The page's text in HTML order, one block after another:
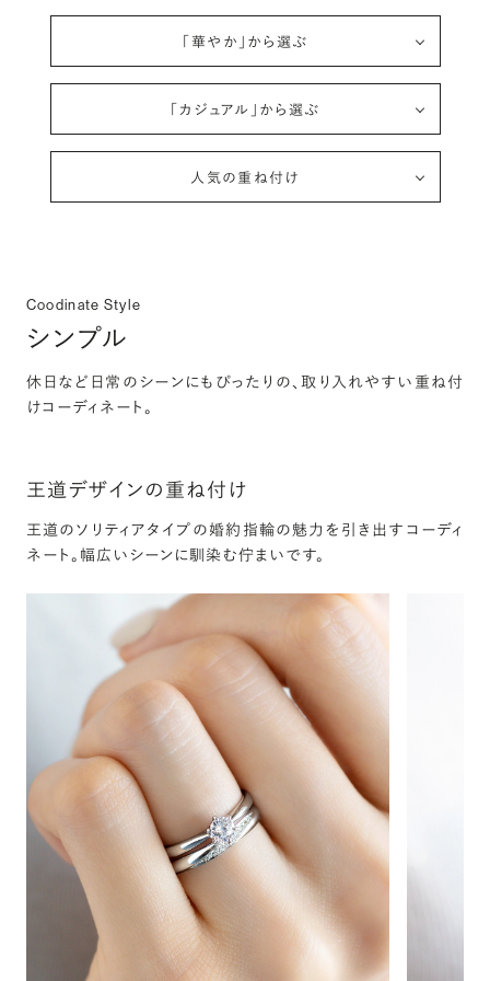
「華やか」から選ぶ
「カジュアル」から選ぶ
人気の重ね付け
Coodinate Style
シンプル
休日など日常のシーンにもぴったりの、取り入れやすい重ね付
けコーディネート。
王道デザインの重ね付け
王道のソリティアタイプの婚約指輪の魅力を引き出すコーディ
ネート。幅広いシーンに馴染む佇まいです。